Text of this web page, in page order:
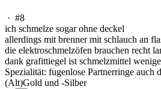
· #8
ich schmelze sogar ohne deckel
allerdings mit brenner mit schlauch an
die elektroschmelzöfen brauchen recht
dank grafittiegel ist schmelzmittel
Spezialität: fugenlose Partnerringe auch
(Alt)Gold und -Silber